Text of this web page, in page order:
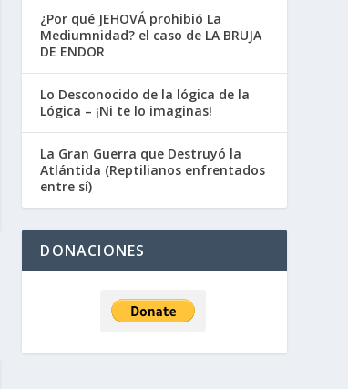
¿Por qué JEHOVÁ prohibió La
Mediumnidad? el caso de LA BRUJA
DE ENDOR
Lo Desconocido de la lógica de la
Lógica – ¡Ni te lo imaginas!
La Gran Guerra que Destruyó la
Atlántida (Reptilianos enfrentados
entre sí)
DONACIONES